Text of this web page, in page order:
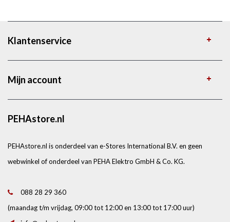
Klantenservice
Mijn account
PEHAstore.nl
PEHAstore.nl is onderdeel van e-Stores International B.V. en geen
webwinkel of onderdeel van PEHA Elektro GmbH & Co. KG.
088 28 29 360
(maandag t/m vrijdag, 09:00 tot 12:00 en 13:00 tot 17:00 uur)